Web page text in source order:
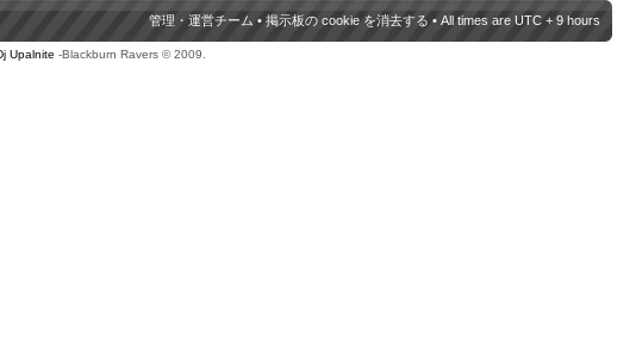
管理・運営チーム • 掲示板の cookie を消去する • All times are UTC + 9 hours
Upalnite -Blackburn Ravers © 2009.